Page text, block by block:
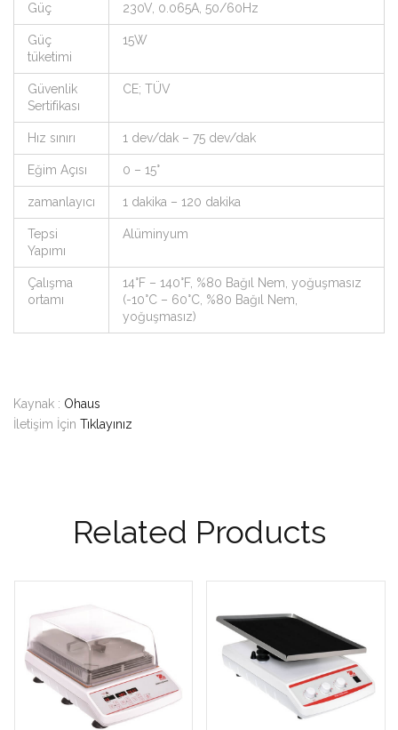
Güç 230V, 0.065A, 50/60Hz
Güç
tüketimi
15W
Güvenlik
Sertifikası
CE; TÜV
Hız sınırı 1 dev/dak – 75 dev/dak
Eğim Açısı 0 – 15°
zamanlayıcı 1 dakika – 120 dakika
Tepsi
Yapımı
Alüminyum
Çalışma
ortamı
14°F – 140°F, %80 Bağıl Nem, yoğuşmasız
(-10°C – 60°C, %80 Bağıl Nem,
yoğuşmasız)
Kaynak : Ohaus
İletişim İçin Tıklayınız
Related Products